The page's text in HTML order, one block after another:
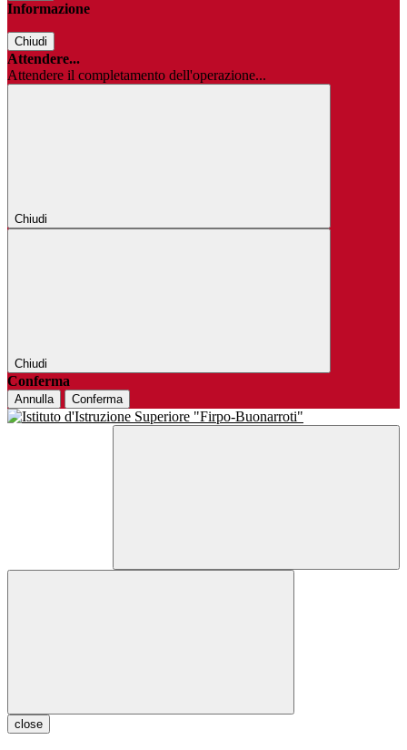
Informazione
Chiudi
Attendere...
Attendere il completamento dell'operazione...
Chiudi
Chiudi
Conferma
Annulla Conferma
close